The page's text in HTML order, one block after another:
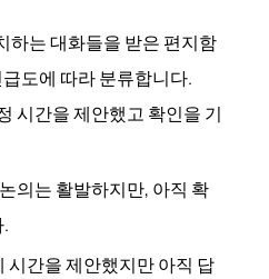
하는 대화들을 받은 편지함
도에 따라 분류합니다.
시간을 제안했고 확인을 기
의는 활발하지만, 아직 확
시간을 제안했지만 아직 답